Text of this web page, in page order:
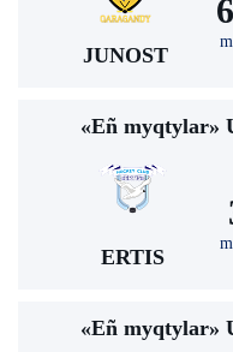
JUNOST
6
«Eñ myqtylar»
ERTIS
«Eñ myqtylar»